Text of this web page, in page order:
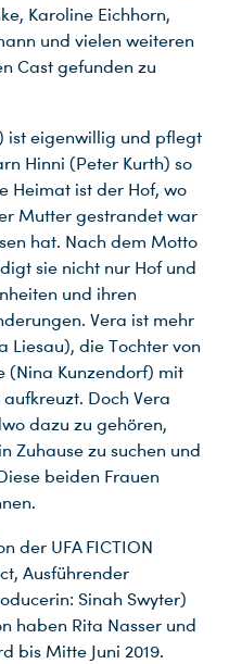
Karoline Eichhorn,
und vielen weiteren
Cast gefunden zu
ist eigenwillig und pflegt
Hinni (Peter Kurth) so
Heimat ist der Hof, wo
Mutter gestrandet war
hat. Nach dem Motto
sie nicht nur Hof und
und ihren
Vera ist mehr
Liesau), die Tochter von
(Nina Kunzendorf) mit
Doch Vera
dazu zu gehören,
Zuhause zu suchen und
beiden Frauen
der UFA FICTION
Ausführender
Sinah Swyter)
haben Rita Nasser und
bis Mitte Juni 2019.